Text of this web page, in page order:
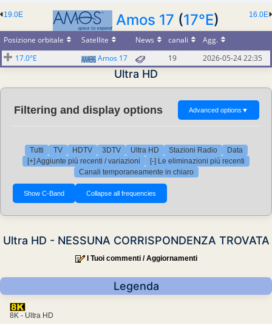
16.0E
19.0E Amos 17 (17°E)
Posizione orbitale Satellite News canali
Agg.
17.0°E
Amos 17 19 2026-05-24 22:35
Ultra HD
Filtering and display options Advanced options ▼
Tutti TV HDTV 3DTV Ultra HD Stazioni Radio
Data
[+] Aggiunte più recenti / variazioni
[-] Le eliminazioni più recenti
Canali temporaneamente in chiaro
Ultra HD - NESSUNA CORRISPONDENZA TROVATA
I Tuoi commenti / Aggiornamenti
Legenda
8K - Ultra HD